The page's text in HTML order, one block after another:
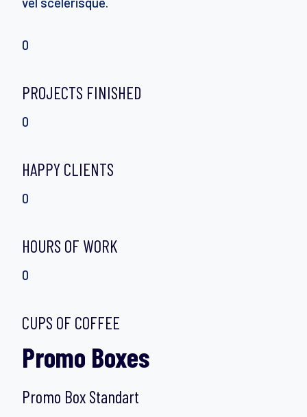
0
PROJECTS FINISHED
0
HAPPY CLIENTS
0
HOURS OF WORK
0
CUPS OF COFFEE
Promo Boxes
Promo Box Standart